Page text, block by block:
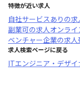
特徴が近い求人
自社サービスあり の求
副業可の求人オンラ
ベンチャー企業の求人
求人検索ページに戻る
ITエンジニア・デザ